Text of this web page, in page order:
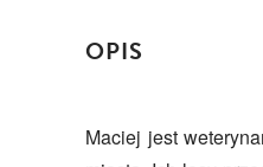
OPIS
Maciej jest